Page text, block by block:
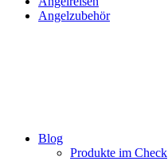
Angelzubehör
Blog
Produkte im Check